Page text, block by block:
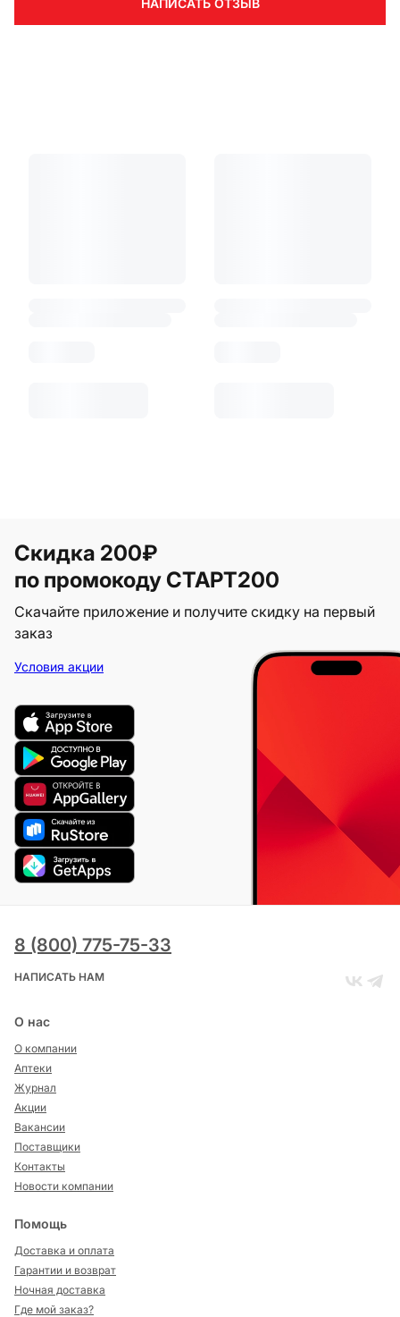
Скидка 200₽
по промокоду СТАРТ200
Скачайте приложение и получите скидку на первый
заказ
Условия акции
8 (800) 775-75-33
НАПИСАТЬ НАМ
О нас
О компании
Аптеки
Журнал
Акции
Вакансии
Поставщики
Контакты
Новости компании
Помощь
Доставка и оплата
Гарантии и возврат
Ночная доставка
Где мой заказ?